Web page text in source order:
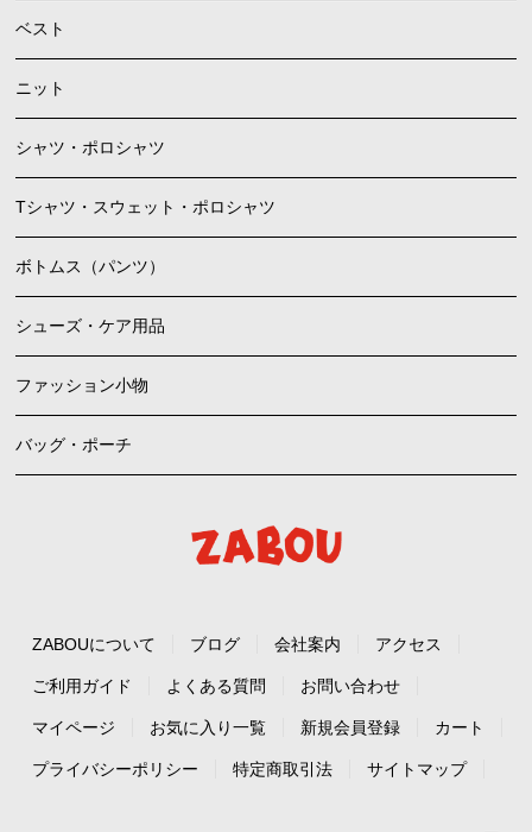
ベスト
ニット
シャツ・ポロシャツ
Tシャツ・スウェット・ポロシャツ
ボトムス（パンツ）
シューズ・ケア用品
ファッション小物
バッグ・ポーチ
ZABOUについて ブログ 会社案内 アクセス
ご利用ガイド よくある質問 お問い合わせ
マイページ お気に入り一覧 新規会員登録 カート
プライバシーポリシー 特定商取引法 サイトマップ